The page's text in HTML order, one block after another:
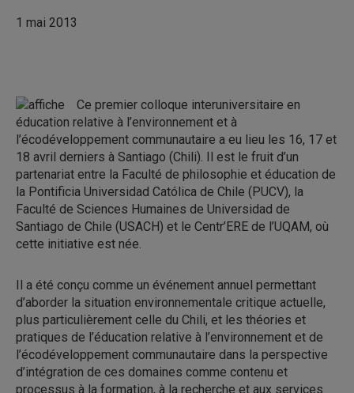
1 mai 2013
Ce premier colloque interuniversitaire en
éducation relative à l’environnement et à
l’écodéveloppement communautaire a eu lieu les 16, 17 et
18 avril derniers à Santiago (Chili). Il est le fruit d’un
partenariat entre la Faculté de philosophie et éducation de
la Pontificia Universidad Católica de Chile (PUCV), la
Faculté de Sciences Humaines de Universidad de
Santiago de Chile (USACH) et le Centr’ERE de l’UQAM, où
cette initiative est née.
Il a été conçu comme un événement annuel permettant
d’aborder la situation environnementale critique actuelle,
plus particulièrement celle du Chili, et les théories et
pratiques de l’éducation relative à l’environnement et de
l’écodéveloppement communautaire dans la perspective
d’intégration de ces domaines comme contenu et
processus à la formation, à la recherche et aux services